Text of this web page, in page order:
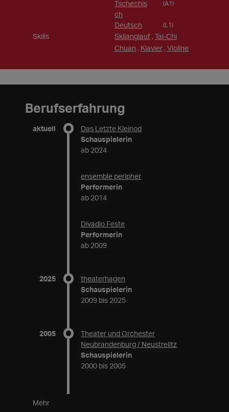
Tschechis
ch
(A1)
Deutsch (L1)
Skills Skilanglauf,Tai-Chi
Chuan , Klavier,Violine
Berufserfahrung
aktuell
Das Letzte Kleinod
Schauspielerin
ab 2024
ensemble peripher
Performerin
ab 2014
Divadlo Feste
Performerin
ab 2009
2025
theaterhagen
Schauspielerin
2009 bis 2025
2005
Theater und Orchester
Neubrandenburg / Neustrelitz
Schauspielerin
2000 bis 2005
Mehr